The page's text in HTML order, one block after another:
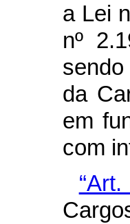
a Lei
nº
da
em
com